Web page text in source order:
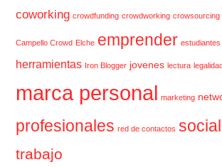
coworking crowdfunding crowdworking crowsourcing
Campello Crowd Elche emprender estudiantes
herramientas Iron Blogger jovenes lectura
marca personal marketing
profesionales red de contactos
trabajo